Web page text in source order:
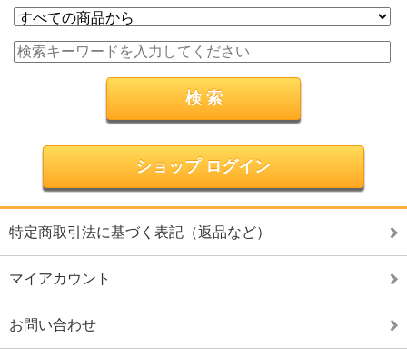
ショップ ログイン
特定商取引法に基づく表記（返品など）
マイアカウント
お問い合わせ